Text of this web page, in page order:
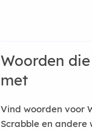
Woorden
met
Vind woorden voor
Scrabble en andere